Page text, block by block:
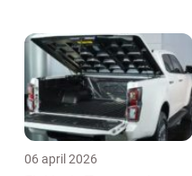
06 april 2026